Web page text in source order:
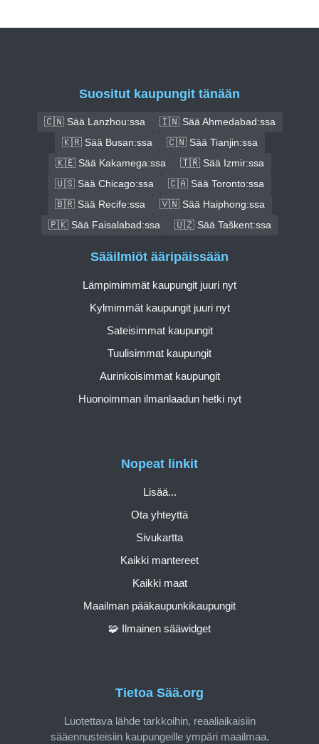
Suositut kaupungit tänään
🇨🇳 Sää Lanzhou:ssa
🇮🇳 Sää Ahmedabad:ssa
🇰🇷 Sää Busan:ssa
🇨🇳 Sää Tianjin:ssa
🇰🇪 Sää Kakamega:ssa
🇹🇷 Sää Izmir:ssa
🇺🇸 Sää Chicago:ssa
🇨🇦 Sää Toronto:ssa
🇧🇷 Sää Recife:ssa
🇻🇳 Sää Haiphong:ssa
🇵🇰 Sää Faisalabad:ssa
🇺🇿 Sää Taškent:ssa
Tietoa Sää.org
Luotettava lähde tarkkoihin, reaaliaikaisiin
sääennusteisiin kaupungeille ympäri maailmaa.
Nopeat linkit
Lisää...
Ota yhteyttä
Sivukartta
Kaikki mantereet
Kaikki maat
Maailman pääkaupunkikaupungit
🧩 Ilmainen sääwidget
Sääilmiöt ääripäissään
Lämpimimmät kaupungit juuri nyt
Kylmimmät kaupungit juuri nyt
Sateisimmat kaupungit
Tuulisimmat kaupungit
Aurinkoisimmat kaupungit
Huonoimman ilmanlaadun hetki nyt